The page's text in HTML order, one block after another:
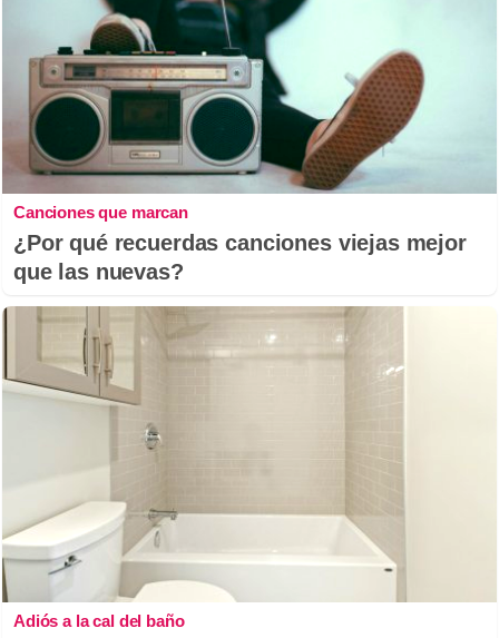
Canciones que marcan
¿Por qué recuerdas canciones viejas mejor
que las nuevas?
Adiós a la cal del baño